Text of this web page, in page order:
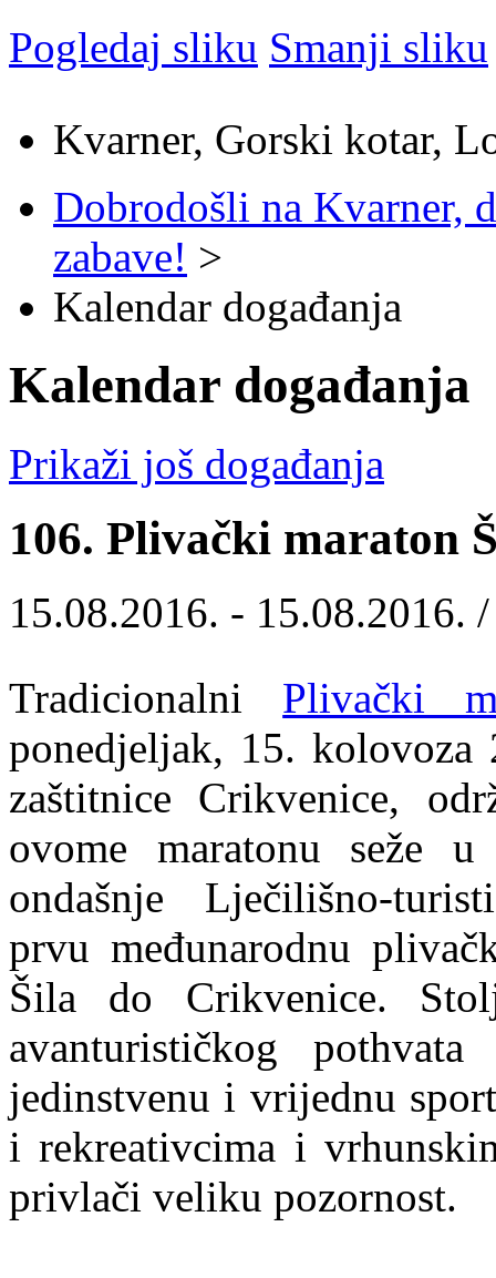
Pogledaj sliku Smanji sliku
Kvarner, Gorski kotar,
Dobrodošli na Kvarner,
zabave! >
Kalendar događanja
Kalendar događanja
Prikaži još događanja
106. Plivački maraton
15.08.2016. - 15.08.2016.
Tradicionalni Plivački
ponedjeljak, 15. kolovoza
zaštitnice Crikvenice,
ovome maratonu seže
ondašnje Lječilišno-
prvu međunarodnu
Šila do Crikvenice.
avanturističkog
jedinstvenu i vrijednu
i rekreativcima i
privlači veliku pozornost.